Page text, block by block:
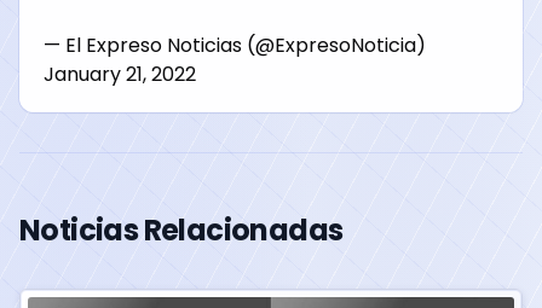
— El Expreso Noticias (@ExpresoNoticia)
January 21, 2022
Noticias Relacionadas